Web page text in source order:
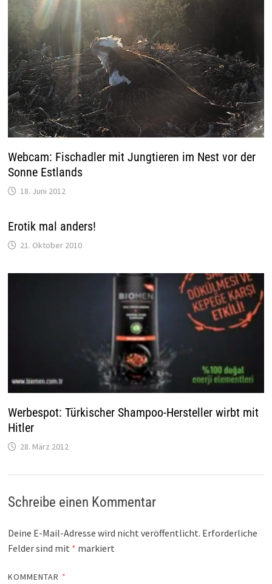
Webcam: Fischadler mit Jungtieren im Nest vor der
Sonne Estlands
18. Juni 2012
Erotik mal anders!
21. Oktober 2010
Werbespot: Türkischer Shampoo-Hersteller wirbt mit
Hitler
28. März 2012
Schreibe einen Kommentar
Deine E-Mail-Adresse wird nicht veröffentlicht. Erforderliche
Felder sind mit * markiert
KOMMENTAR *